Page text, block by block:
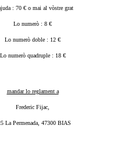
: 70 € o mai al vòstre grat
Lo numerò : 8 €
Lo numerò doble : 12 €
Lo numerò quadruple : 18 €
mandar lo reglament a
Frederic Fijac,
La Permenada, 47300 BIAS